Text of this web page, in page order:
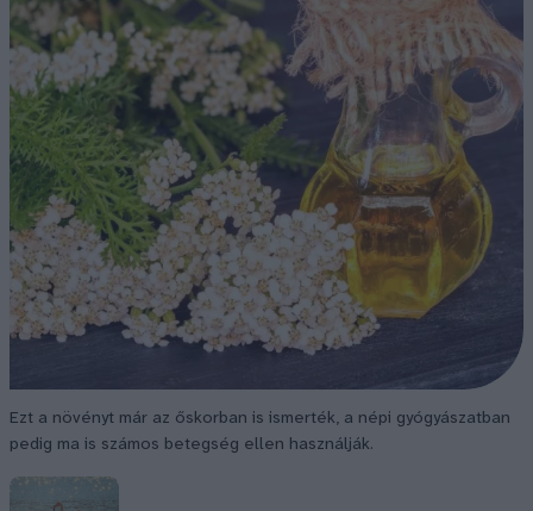
Ezt a növényt már az őskorban is ismerték, a népi gyógyászatban
pedig ma is számos betegség ellen használják.